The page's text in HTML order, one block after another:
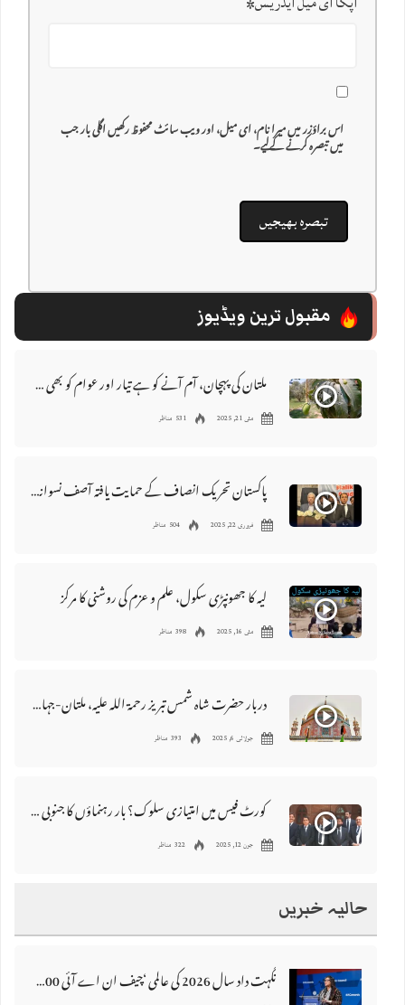
اس براؤزر میں میرا نام، ای میل، اور ویب سائٹ محفوظ رکھیں اگلی بار جب
میں تبصرہ کرنے کےلیے۔
مقبول ترین ویڈیوز
ملتان کی پہچان، آم آنے کو ہے تیار اور عوام کو بھی ہے انتظار
مئی 21, 2025 531 مناظر
پاکستان تحریک انصاف کے حمایت یافتہ آصف نسوانہ لاہور ہائیکورٹ بار کے صدر منتخب
فروری 22, 2025 504 مناظر
لیہ کا جھونپڑی سکول، علم و عزم کی روشنی کا مرکز
مئی 16, 2025 398 مناظر
دربار حضرت شاہ شمس تبریز رحمۃ اللہ علیہ، ملتان-جہاں روحانی روشنی کبھی مدہم نہیں ہوتی
جولائی 6, 2025 393 مناظر
کورٹ فیس میں امتیازی سلوک؟ بار رہنماؤں کا جنوبی پنجاب کے لیے یکساں انصاف کا مطالبہ
جون 12, 2025 322 مناظر
حالیہ خبریں
نگہت داد سال 2026 کی عالمی ‘چیف ان اے آئی 100’ فہرست میں شامل